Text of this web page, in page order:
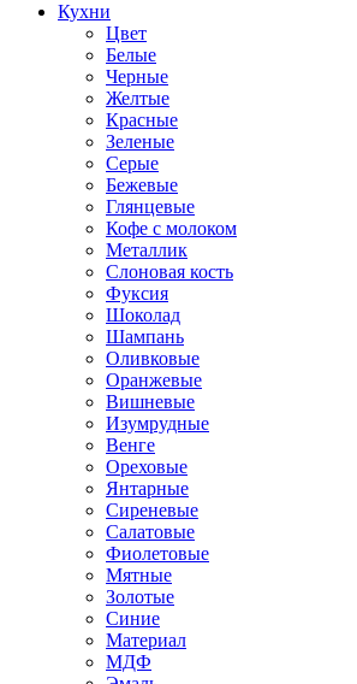
Кухни
Цвет
Белые
Черные
Желтые
Красные
Зеленые
Серые
Бежевые
Глянцевые
Кофе с молоком
Металлик
Слоновая кость
Фуксия
Шоколад
Шампань
Оливковые
Оранжевые
Вишневые
Изумрудные
Венге
Ореховые
Янтарные
Сиреневые
Салатовые
Фиолетовые
Мятные
Золотые
Синие
Материал
МДФ